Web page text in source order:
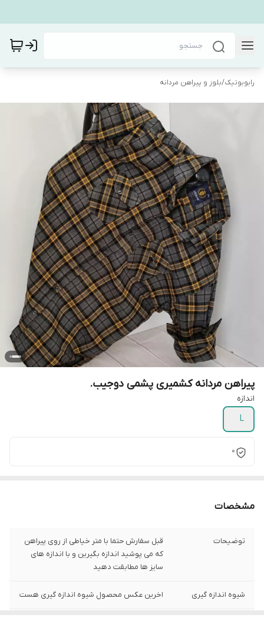
رابوبوتیک/بلوز و پیراهن مردانه
پیراهن مردانه کشمیری پشمی دوجیب.
اندازه
L
0
مشخصات
توضیحات
قبل سفارش حتما با متر خیاطی از روی پیراهن
که می پوشید اندازه بگیرین و با اندازه های
سایز ها مطابقت دهید
شیوه اندازه گیری اخرین عکس محصول شیوه اندازه گیری هست